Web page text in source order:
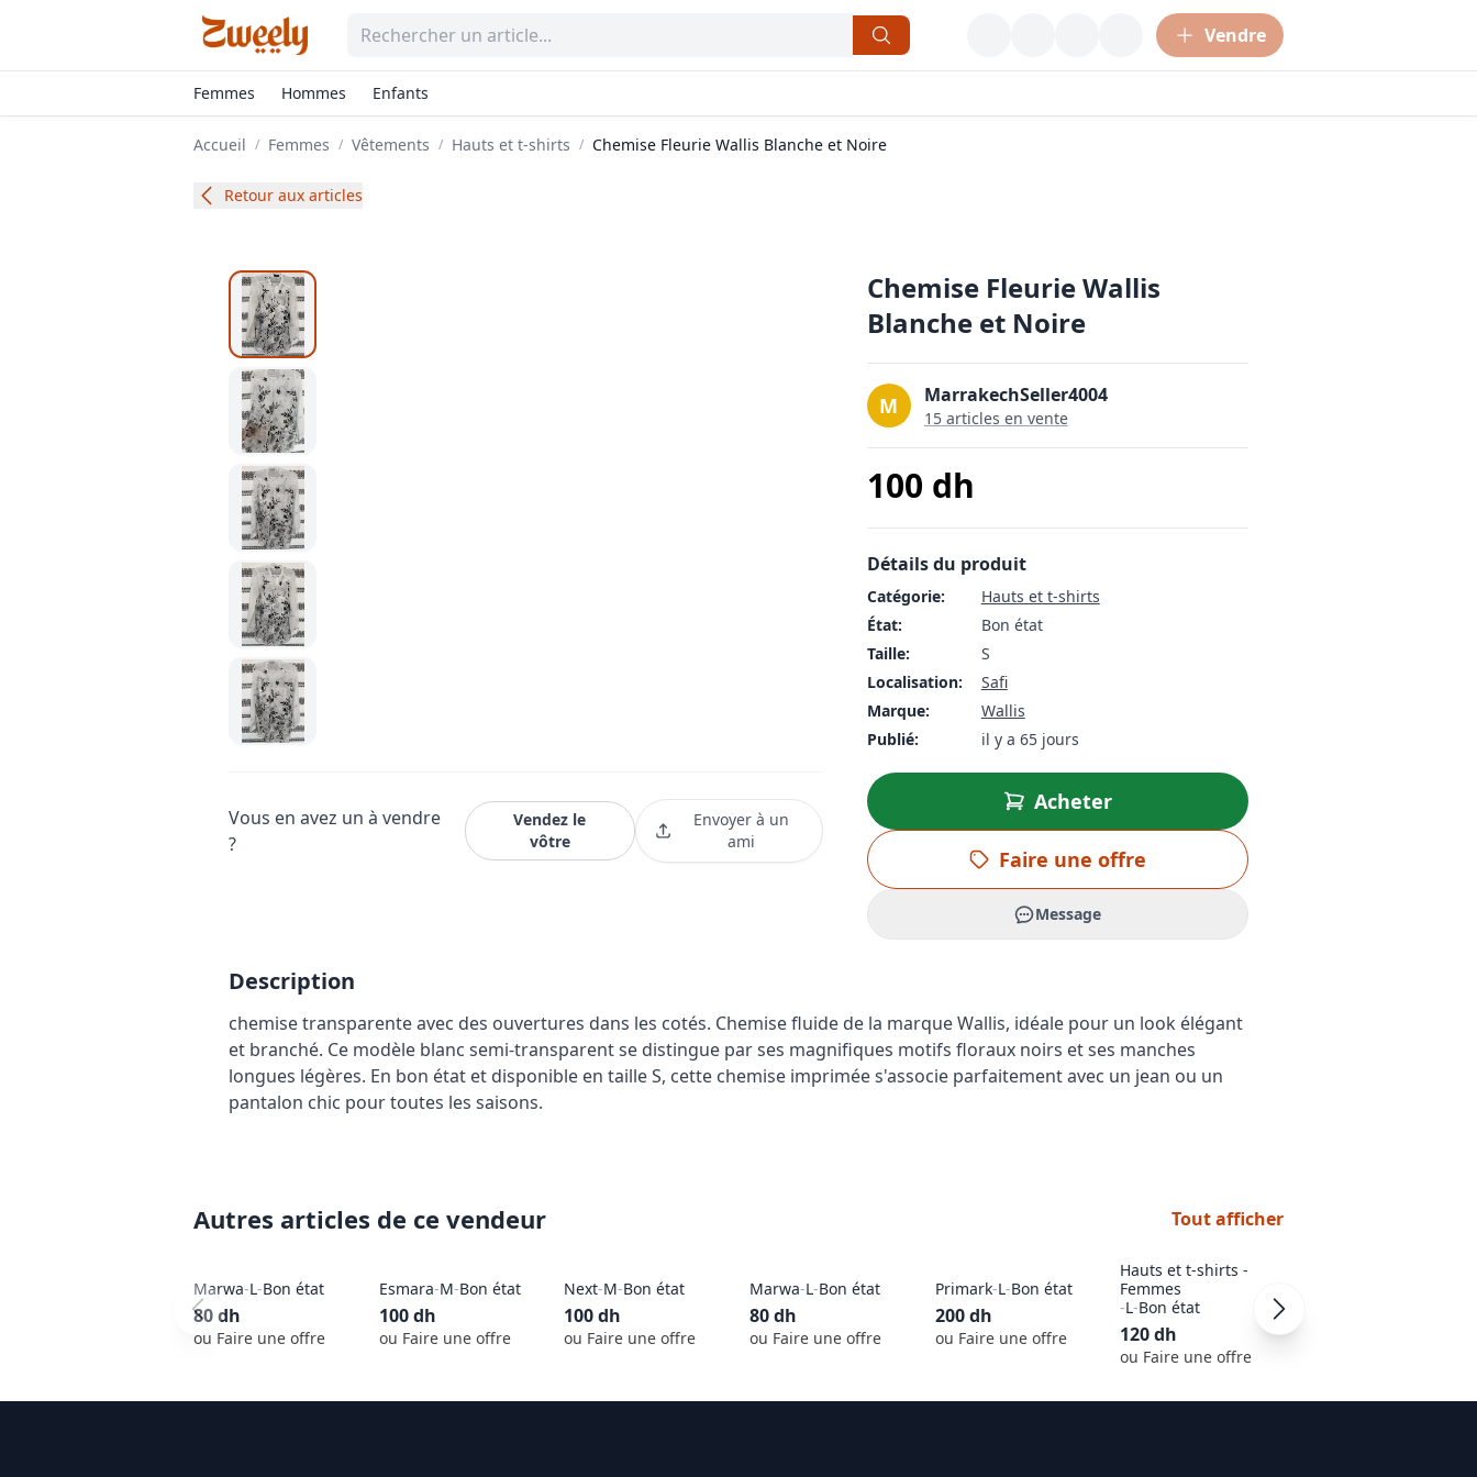
Vendre
Femmes Hommes Enfants
Accueil / Femmes / Vêtements / Hauts et t-shirts / Chemise Fleurie Wallis Blanche et Noire
Retour aux articles
Vous en avez un à vendre
?
Vendez le
vôtre
Envoyer à un
ami
Chemise Fleurie Wallis
Blanche et Noire
M MarrakechSeller4004
15articles en vente
100 dh
Détails du produit
Catégorie:
Hauts et t-shirts
État:
Bon état
Taille:
S
Localisation:
Safi
Marque:
Wallis
Publié:
il y a 65 jours
Acheter
Faire une offre
Message
Description
chemise transparente avec des ouvertures dans les cotés. Chemise fluide de la marque Wallis, idéale pour un look élégant
et branché. Ce modèle blanc semi-transparent se distingue par ses magnifiques motifs floraux noirs et ses manches
longues légères. En bon état et disponible en taille S, cette chemise imprimée s'associe parfaitement avec un jean ou un
pantalon chic pour toutes les saisons.
Autres articles de ce vendeur Tout afficher
Marwa-L-Bon état
80dh
ou Faire une offre
Esmara-M-Bon état
100dh
ou Faire une offre
Next-M-Bon état
100dh
ou Faire une offre
Marwa-L-Bon état
80dh
ou Faire une offre
Primark-L-Bon état
200dh
ou Faire une offre
Hauts et t-shirts -
Femmes
-L-Bon état
120dh
ou Faire une offre